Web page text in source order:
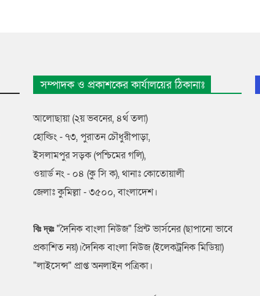
সম্পাদক ও প্রকাশকের কার্যালয়ের ঠিকানাঃ
আলোছায়া (২য় ভবনের, ৪র্থ তলা)
হোল্ডিং - ৭৩, পুরাতন চৌধুরীপাড়া,
ইসলামপুর সড়ক (পশ্চিমের গলি),
ওয়ার্ড নং - ০৪ (কু সি ক), থানাঃ কোতোয়ালী
জেলাঃ কুমিল্লা - ৩৫০০, বাংলাদেশ।
বিঃ দ্রঃ"দৈনিক বাংলা নিউজ" প্রিন্ট ভার্সনের (ছাপানো ভাবে
প্রকাশিত নয়)।দৈনিক বাংলা নিউজ (ইলেকট্রনিক মিডিয়া)
"লাইসেন্স" প্রাপ্ত অনলাইন পত্রিকা।